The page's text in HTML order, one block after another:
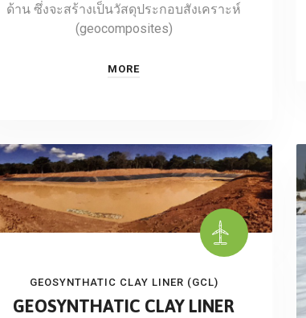
ด้าน ซึ่งจะสร้างเป็นวัสดุประกอบสังเคราะห์
(geocomposites)
MORE
GEOSYNTHATIC CLAY LINER (GCL)
GEOSYNTHATIC CLAY LINER